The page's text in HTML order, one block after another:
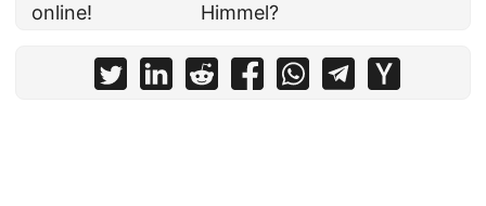
online!
Himmel?